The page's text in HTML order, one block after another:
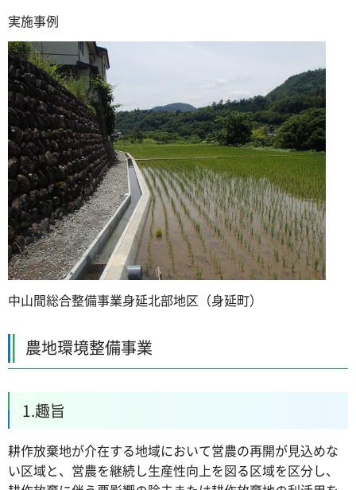
実施事例
中山間総合整備事業身延北部地区（身延町）
農地環境整備事業
1.趣旨
耕作放棄地が介在する地域において営農の再開が見込めな
い区域と、営農を継続し生産性向上を図る区域を区分し、